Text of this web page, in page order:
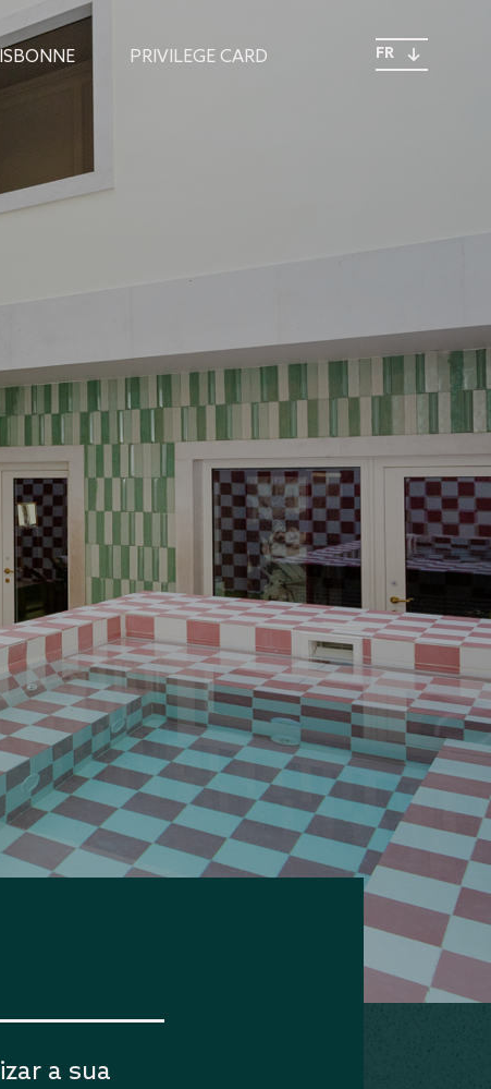
PRIVILEGE CARD FR
a sua